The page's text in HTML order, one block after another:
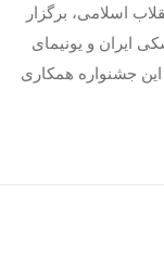
اسلامی، برگزار
ایران و یونیمای
با این جشنواره همکاری